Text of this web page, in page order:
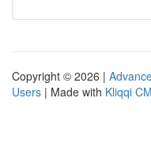
Copyright © 2026 |
Users | Made with Kliqqi